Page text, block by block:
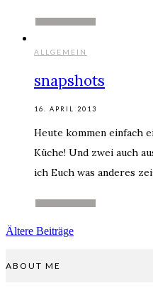
ALLGEMEIN
snapshots
16. APRIL 2013
Heute kommen einfach
Küche! Und zwei auch
ich Euch was anderes
Ältere Beiträge
ABOUT ME